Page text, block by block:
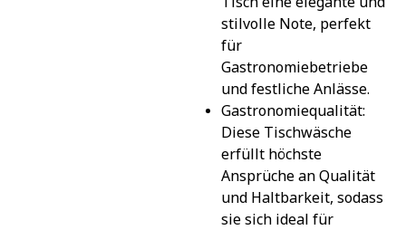
stilvolle Note, perfekt
für
Gastronomiebetriebe
und festliche Anlässe.
Gastronomiequalität:
Diese Tischwäsche
erfüllt höchste
Ansprüche an Qualität
und Haltbarkeit, sodass
sie sich ideal für